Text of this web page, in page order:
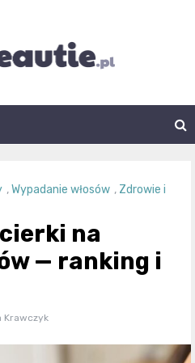
,Wypadanie włosów , Zdrowie i
na
— ranking i
Krawczyk